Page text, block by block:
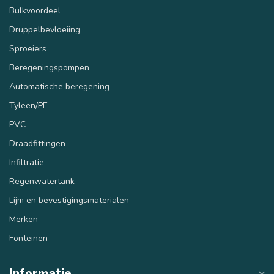
Bulkvoordeel
Druppelbevloeiing
Sproeiers
Beregeningspompen
Automatische beregening
Tyleen/PE
PVC
Draadfittingen
Infiltratie
Regenwatertank
Lijm en bevestigingsmaterialen
Merken
Fonteinen